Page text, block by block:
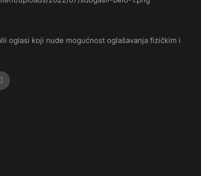
oglasi koji nude mogućnost oglašavanja fizičkim i